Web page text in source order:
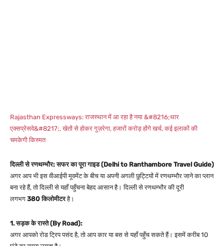
Rajasthan Expressways: राजस्थान में आ रहा है नया &#8216;थार
एक्सप्रेसवे&#8217;, खेतों से होकर गुज़रेगा, हजारों करोड़ होंगे खर्च, कई इलाकों की
चमकेगी किस्मत
दिल्ली से रणथम्भौर: सफर का पूरा गाइड (Delhi to Ranthambore Travel Guide)
अगर आप भी इस वीआईपी मूवमेंट के बीच या अपनी अगली छुट्टियों में रणथम्भौर जाने का प्लान
बना रहे हैं, तो दिल्ली से यहाँ पहुँचना बेहद आसान है। दिल्ली से रणथम्भौर की दूरी
लगभग 380 किलोमीटरहै।
1. सड़क के रास्ते (By Road):
अगर आपको रोड ट्रिप पसंद है, तो आप कार या बस से यहाँ पहुँच सकते हैं। इसमें करीब 10